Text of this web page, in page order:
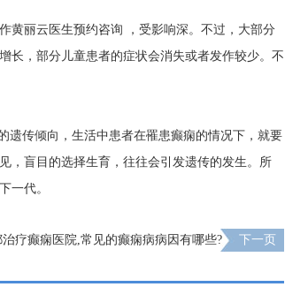
黄丽云医生预约咨询 ，受影响深。不过，大部分
长，部分儿童患者的症状会消失或者发作较少。不
遗传倾向，生活中患者在罹患癫痫的情况下，就要
，盲目的选择生育，往往会引发遗传的发生。所
一代。
治疗癫痫医院,常见的癫痫病病因有哪些? 下一页